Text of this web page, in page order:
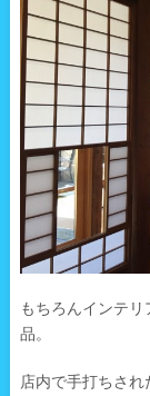
もちろんインテ
品。
店内で手打ちさ